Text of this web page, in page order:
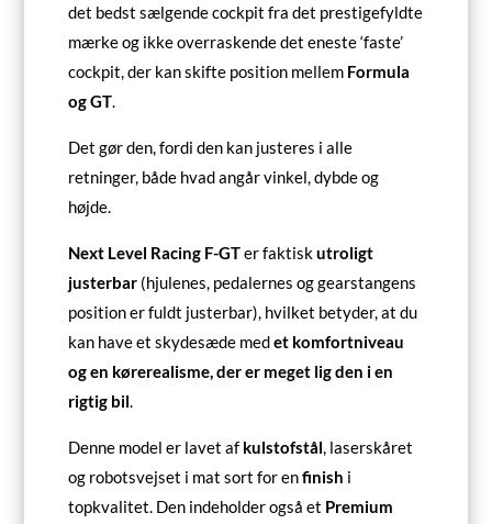
det bedst sælgende cockpit fra det prestigefyldte
mærke og ikke overraskende det eneste ‘faste’
cockpit, der kan skifte position mellem Formula
og GT.
Det gør den, fordi den kan justeres i alle
retninger, både hvad angår vinkel, dybde og
højde.
Next Level Racing F-GTer faktiskutroligt
justerbar (hjulenes, pedalernes og gearstangens
position er fuldt justerbar), hvilket betyder, at du
kan have et skydesæde medet komfortniveau
og en kørerealisme, der er meget lig den i en
rigtig bil.
Denne model er lavet af kulstofstål, laserskåret
og robotsvejset i mat sort for enfinish i
topkvalitet. Den indeholder også et Premium